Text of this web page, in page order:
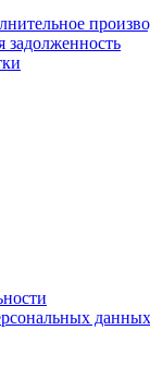
задолженность
данных